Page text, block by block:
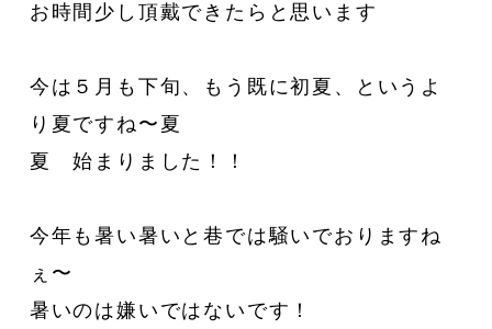
お時間少し頂戴できたらと思います
今は５月も下旬、もう既に初夏、というよ
り夏ですね〜夏
夏 始まりました！！
今年も暑い暑いと巷では騒いでおりますね
ぇ〜
暑いのは嫌いではないです！